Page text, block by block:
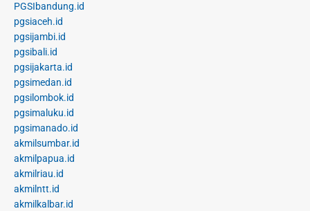
PGSIbandung.id
pgsiaceh.id
pgsijambi.id
pgsibali.id
pgsijakarta.id
pgsimedan.id
pgsilombok.id
pgsimaluku.id
pgsimanado.id
akmilsumbar.id
akmilpapua.id
akmilriau.id
akmilntt.id
akmilkalbar.id